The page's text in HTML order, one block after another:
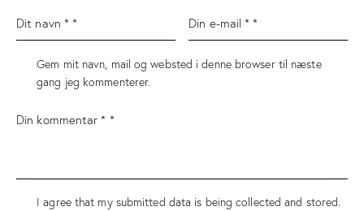
Gem mit navn, mail og websted i denne browser til næste
gang jeg kommenterer.
I agree that my submitted data is beingcollected and stored.